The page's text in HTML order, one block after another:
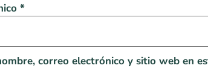
*
correo electrónico y sitio web en